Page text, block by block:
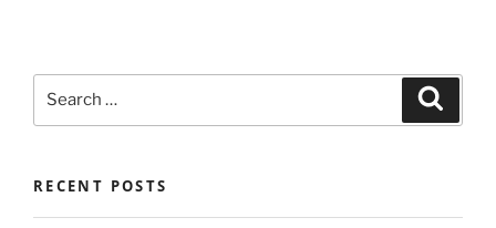
RECENT POSTS